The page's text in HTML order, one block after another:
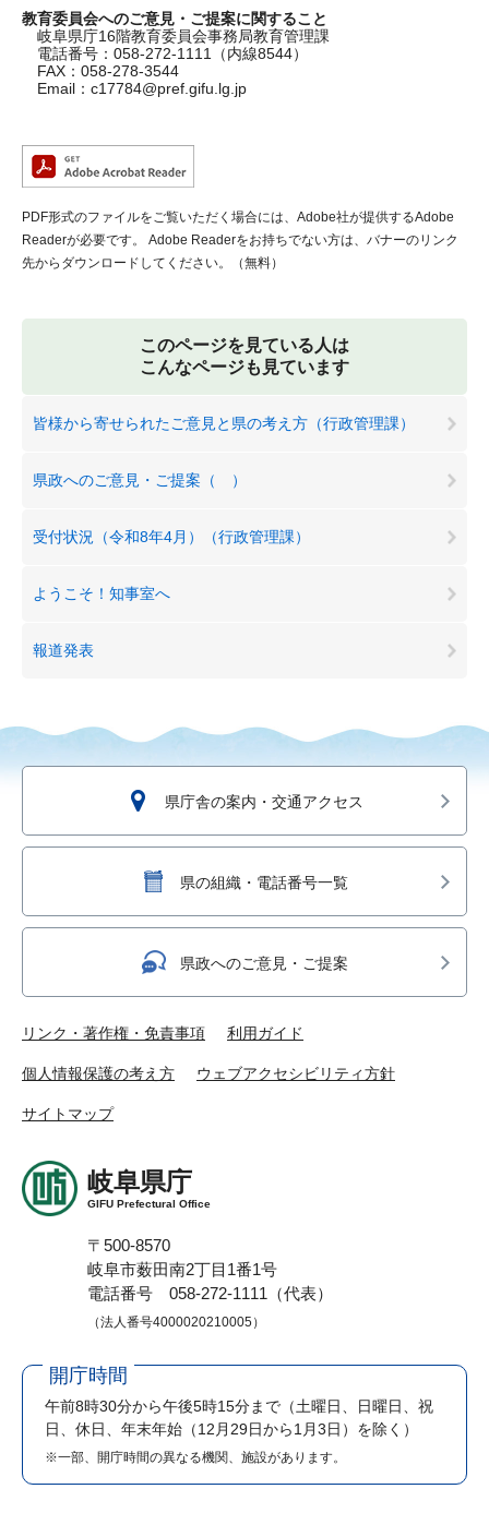
教育委員会へのご意見・ご提案に関すること
岐阜県庁16階教育委員会事務局教育管理課
電話番号：058-272-1111（内線8544）
FAX：058-278-3544
Email： c17784@pref.gifu.lg.jp
PDF形式のファイルをご覧いただく場合には、Adobe社が提供するAdobe
Readerが必要です。
Adobe Readerをお持ちでない方は、バナーのリンク
先からダウンロードしてください。（無料）
このページを見ている人は
こんなページも見ています
皆様から寄せられたご意見と県の考え方（行政管理課）
県政へのご意見・ご提案（ ）
受付状況（令和8年4月）（行政管理課）
ようこそ！知事室へ
報道発表
県庁舎の案内・交通アクセス
県の組織・電話番号一覧
県政へのご意見・ご提案
リンク・著作権・免責事項 利用ガイド
個人情報保護の考え方 ウェブアクセシビリティ方針
サイトマップ
岐阜県庁
GIFU Prefectural Office
〒500-8570
岐阜市薮田南2丁目1番1号
電話番号 058-272-1111（代表）
（法人番号4000020210005）
開庁時間
午前8時30分から午後5時15分まで （土曜日、日曜日、祝
日、休日、年末年始（12月29日から1月3日）を除く）
※一部、開庁時間の異なる機関、施設があります。